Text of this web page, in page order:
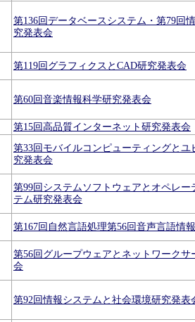
第136回データベースシステム・第79回
究発表会
第119回グラフィクスとCAD研究発表会
第60回音楽情報科学研究発表会
第15回高品質インターネット研究発表会
第33回モバイルコンピューティングとユ
究発表会
第99回システムソフトウェアとオペレー
テム研究発表会
第167回自然言語処理第56回音声言語情
第56回グループウェアとネットワークサ
会
第92回情報システムと社会環境研究発表